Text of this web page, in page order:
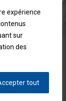
expérience
sur
des
tout